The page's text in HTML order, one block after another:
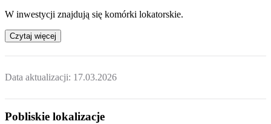
W inwestycji znajdują się komórki lokatorskie.
Czytaj więcej
Data aktualizacji: 17.03.2026
Pobliskie lokalizacje